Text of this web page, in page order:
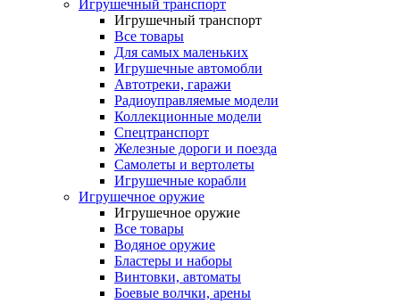
Игрушечный транспорт
Игрушечный транспорт
Все товары
Для самых маленьких
Игрушечные автомобли
Автотреки, гаражи
Радиоуправляемые модели
Коллекционные модели
Спецтранспорт
Железные дороги и поезда
Самолеты и вертолеты
Игрушечные корабли
Игрушечное оружие
Игрушечное оружие
Все товары
Водяное оружие
Бластеры и наборы
Винтовки, автоматы
Боевые волчки, арены